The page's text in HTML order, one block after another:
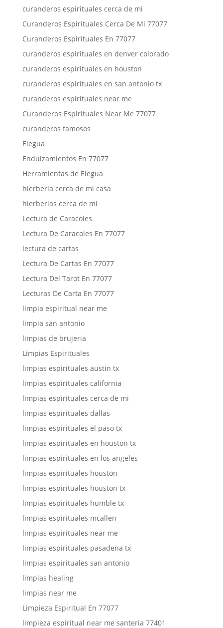
curanderos espirituales cerca de mi
Curanderos Espirituales Cerca De Mi 77077
Curanderos Espirituales En 77077
curanderos espirituales en denver colorado
curanderos espirituales en houston
curanderos espirituales en san antonio tx
curanderos espirituales near me
Curanderos Espirituales Near Me 77077
curanderos famosos
Elegua
Endulzamientos En 77077
Herramientas de Elegua
hierberia cerca de mi casa
hierberias cerca de mi
Lectura de Caracoles
Lectura De Caracoles En 77077
lectura de cartas
Lectura De Cartas En 77077
Lectura Del Tarot En 77077
Lecturas De Carta En 77077
limpia espiritual near me
limpia san antonio
limpias de brujeria
Limpias Espirituales
limpias espirituales austin tx
limpias espirituales california
limpias espirituales cerca de mi
limpias espirituales dallas
limpias espirituales el paso tx
limpias espirituales en houston tx
limpias espirituales en los angeles
limpias espirituales houston
limpias espirituales houston tx
limpias espirituales humble tx
limpias espirituales mcallen
limpias espirituales near me
limpias espirituales pasadena tx
limpias espirituales san antonio
limpias healing
limpias near me
Limpieza Espiritual En 77077
limpieza espiritual near me santeria 77401